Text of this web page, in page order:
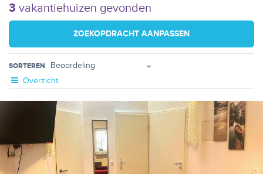
3 vakantiehuizen gevonden
ZOEKOPDRACHT AANPASSEN
SORTEREN
Overzicht